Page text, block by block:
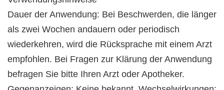
Dauer der Anwendung: Bei Beschwerden, die länger
als zwei Wochen andauern oder periodisch
wiederkehren, wird die Rücksprache mit einem Arzt
empfohlen. Bei Fragen zur Klärung der Anwendung
befragen Sie bitte Ihren Arzt oder Apotheker.